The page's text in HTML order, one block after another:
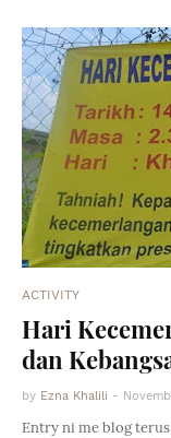
ACTIVITY
Hari
dan
by Ezna Khalili -
Entry ni me blog